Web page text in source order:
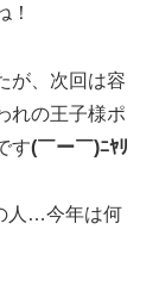
！
が、次回は容
れの王子様ポ
す(￣ー￣)ﾆﾔﾘ
人…今年は何